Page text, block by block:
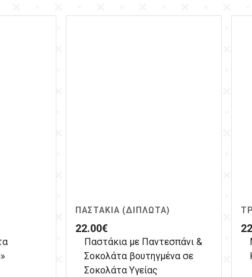
ΠΑΣΤΆΚΙΑ (ΔΙΠΛΩΤΆ)
22.00€
Παστάκια με Παντεσπάνι &
Σοκολάτα βουτηγμένα σε
Σοκολάτα Υγείας